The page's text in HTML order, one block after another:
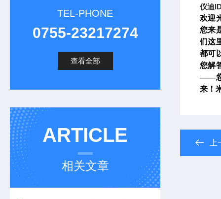
TEL-PHONE
0755-23217274
查看全部
ARTICLE
相关文章
仪迪
欢迎
您来
们这
都可
您解
——您
来！